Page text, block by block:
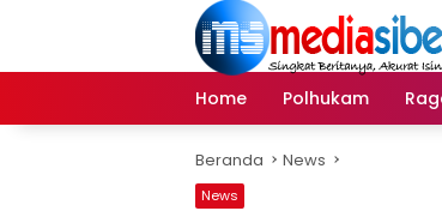
Home Polhukam
Beranda News
News